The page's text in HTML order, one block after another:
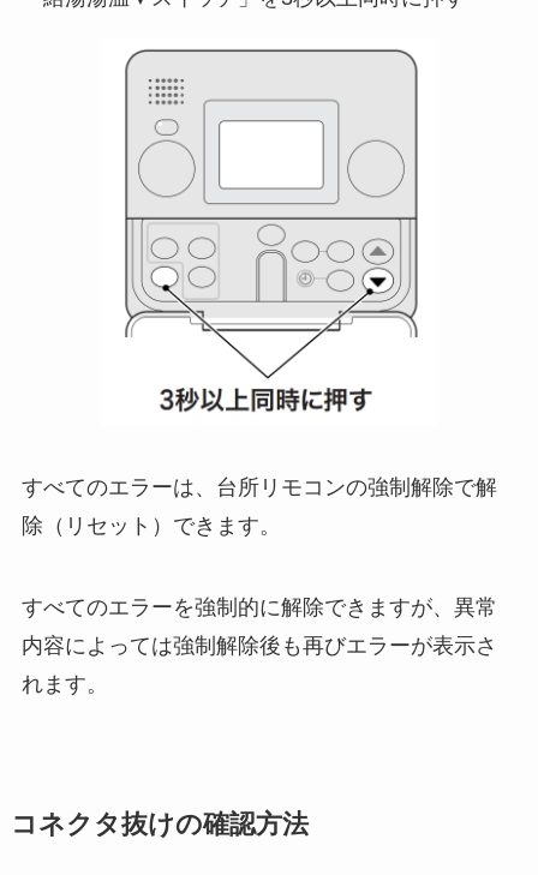
すべてのエラーは、台所リモコンの強制解除で解
除（リセット）できます。
すべてのエラーを強制的に解除できますが、異常
内容によっては強制解除後も再びエラーが表示さ
れます。
コネクタ抜けの確認方法